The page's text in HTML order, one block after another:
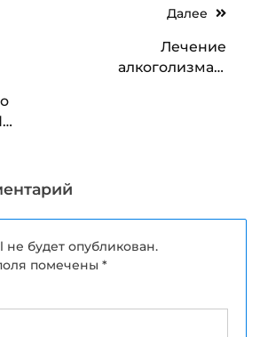
Далее
Лечение
алкоголизма в
будет опубликован.
помечены *